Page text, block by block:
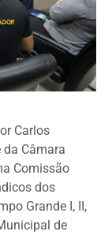
Carlos
da Câmara
Comissão
dos
Grande I, II,
de